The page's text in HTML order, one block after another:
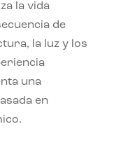
la vida
de
la luz y los
una
en